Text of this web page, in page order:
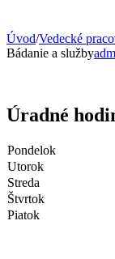
Úvod/Vedecké
Bádanie a služby
Úradné
Pondelok
Utorok
Streda
Štvrtok
Piatok